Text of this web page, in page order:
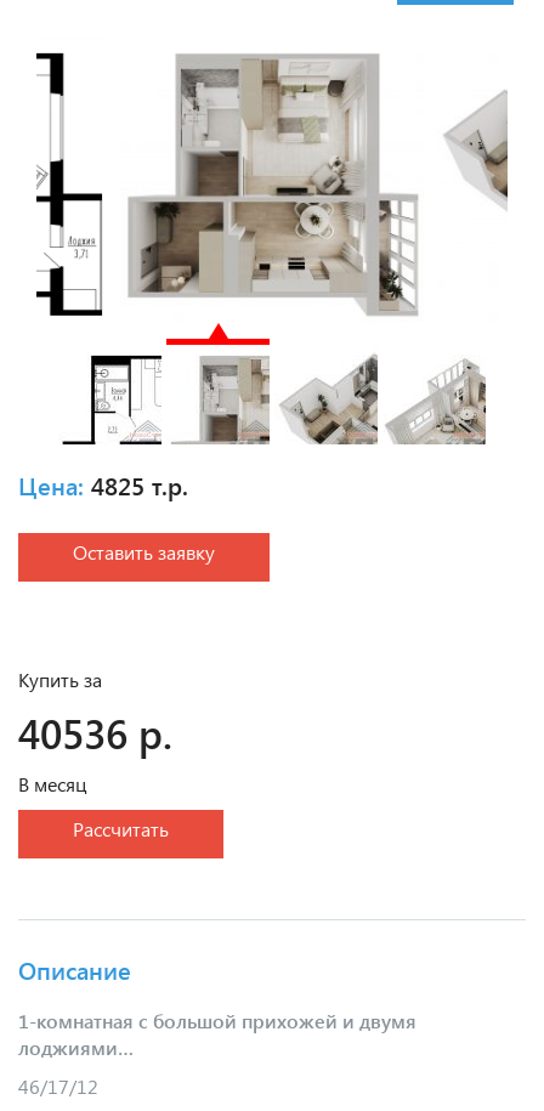
Цена: 4825 т.р.
Оставить заявку
Купить за
40536 р.
В месяц
Рассчитать
Описание
1-комнатная с большой прихожей и двумя
лоджиями…
46/17/12